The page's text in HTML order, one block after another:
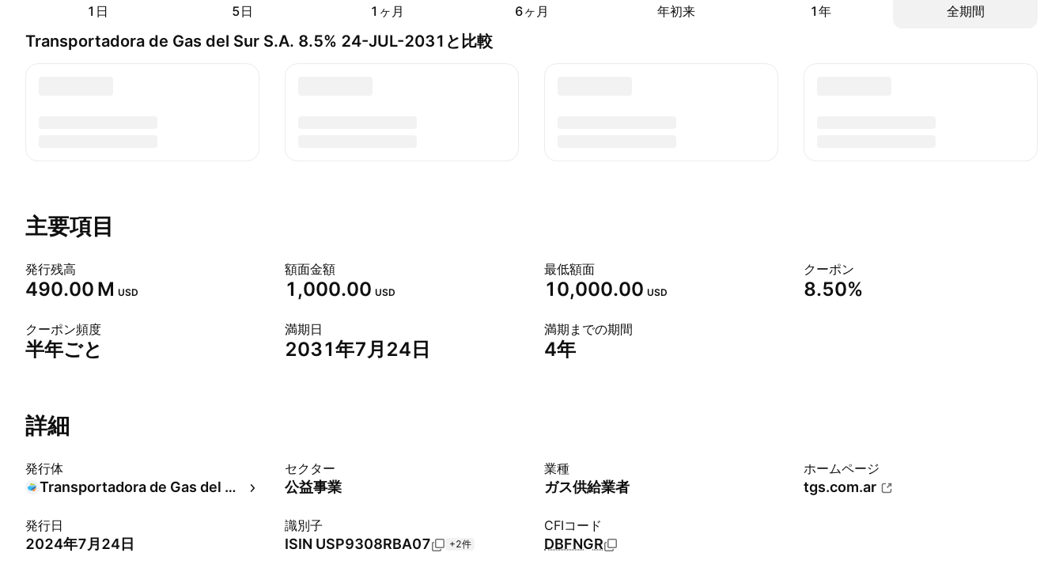
1日 5日 1ヶ月 6ヶ月 年初来 1年 全期間
Transportadora de Gas del Sur S.A. 8.5% 24-JUL-2031と比較
主要項目
発行残高
‪490.00 M‬ USD
額面金額
1,000.00 USD
最低額面
10,000.00 USD
クーポン
8.50%
クーポン頻度
半年ごと
満期日
2031年7月24日
満期までの期間
4年
詳細
発行体
Transportadora de Gas del Sur SA
セクター
公益事業
業種
ガス供給業者
ホームページ
tgs.com.ar
発行日
2024年7月24日
識別子
ISIN USP9308RBA07 +2件
CFIコード
DBFNGR